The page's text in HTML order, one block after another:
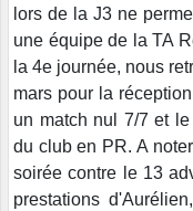
lors de la J3 ne
une équipe de la TA
la 4e journée, nous
mars pour la
un match nul 7/7 et
du club en PR. A
soirée contre le 13
prestations